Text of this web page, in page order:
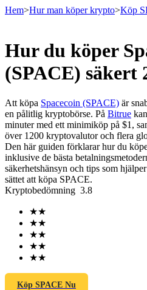
Terminer
USDT Futures
Hem>Hur man köper krypto>Köp
Hur du köper
(SPACE) säkert
Att köpa Spacecoin (SPACE) är
en pålitlig kryptobörse. På Bitrue
minuter med ett minimiköp på $1,
över 1200 kryptovalutor och flera
Den här guiden förklarar hur du
inklusive de bästa
säkerhetshänsyn och tips som
sättet att köpa SPACE.
Kryptobedömning 3.8
★★
★★
★★
★★
★★
Köp SPACE Nu